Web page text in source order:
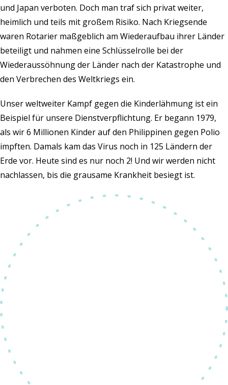
und Japan verboten. Doch man traf sich privat weiter,
heimlich und teils mit großem Risiko. Nach Kriegsende
waren Rotarier maßgeblich am Wiederaufbau ihrer Länder
beteiligt und nahmen eine Schlüsselrolle bei der
Wiederaussöhnung der Länder nach der Katastrophe und
den Verbrechen des Weltkriegs ein.
Unser weltweiter Kampf gegen die Kinderlähmung ist ein
Beispiel für unsere Dienstverpflichtung. Er begann 1979,
als wir 6 Millionen Kinder auf den Philippinen gegen Polio
impften. Damals kam das Virus noch in 125 Ländern der
Erde vor. Heute sind es nur noch 2! Und wir werden nicht
nachlassen, bis die grausame Krankheit besiegt ist.